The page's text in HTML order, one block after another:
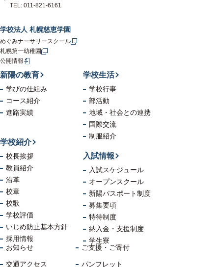
TEL: 011-821-6161
学校法人 札幌慈恵学園
めぐみナーサリースクール
札幌第一幼稚園
公開情報
新陽の教育
学びの仕組み
コース紹介
進路実績
学校生活
学校行事
部活動
地域・社会との連携
国際交流
制服紹介
学校紹介
校長挨拶
教員紹介
沿革
校章
校歌
学校評価
いじめ防止基本方針
採用情報
入試情報
入試スケジュール
オープンスクール
新陽パスポート制度
募集要項
特待制度
納入金・支援制度
学生寮
お知らせ
交通アクセス
ご支援・ご寄付
パンフレット